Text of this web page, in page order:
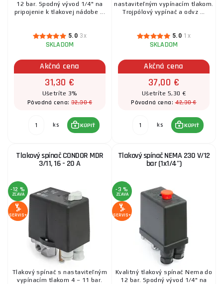
12 bar. Spodný vývod 1/4" na
pripojenie k tlakovej nádobe ...
5.0 3x
SKLADOM
Akčná cena
31,30 €
Ušetríte 3%
Pôvodná cena:32,30 €
ks KÚPIŤ
nastaviteľným vypínacím tlakom.
Trojpólový vypínač a odvz ...
5.0 1x
SKLADOM
Akčná cena
37,00 €
Ušetríte 5,30 €
Pôvodná cena:42,30 €
ks KÚPIŤ
Tlakový spínač CONDOR MDR
3/11, 16 - 20 A
-12 %
ZĽAVA
SERVIS+
Tlakový spínač s nastaviteľným
vypínacím tlakom 4 – 11 bar.
Tlakový spínač NEMA 230 V/12
bar (1x1/4")
-3 %
ZĽAVA
SERVIS+
Kvalitný tlakový spínač Nema do
12 bar. Spodný vývod 1/4" na